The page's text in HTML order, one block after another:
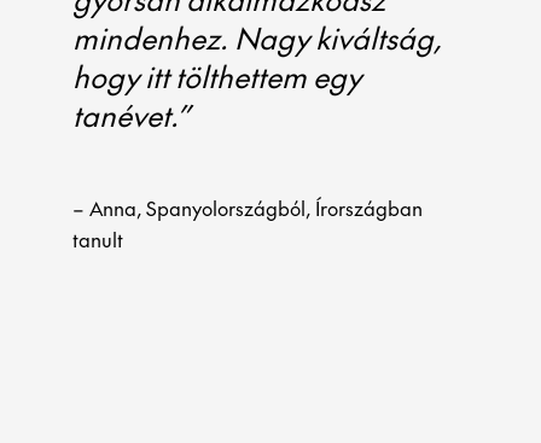
mindenhez. Nagy kiváltság,
hogy itt tölthettem egy
tanévet.”
– Anna, Spanyolországból, Írországban
tanult